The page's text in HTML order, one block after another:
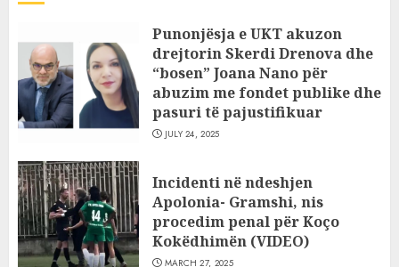
Punonjësja e UKT akuzon
drejtorin Skerdi Drenova dhe
“bosen” Joana Nano për
abuzim me fondet publike dhe
pasuri të pajustifikuar
JULY 24, 2025
Incidenti në ndeshjen
Apolonia- Gramshi, nis
procedim penal për Koço
Kokëdhimën (VIDEO)
MARCH 27, 2025